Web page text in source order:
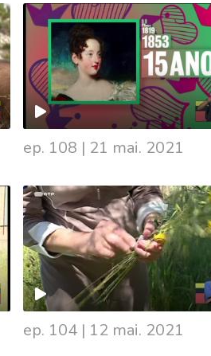
ep. 108 | 21 mai. 2021
ep. 104 | 12 mai. 2021